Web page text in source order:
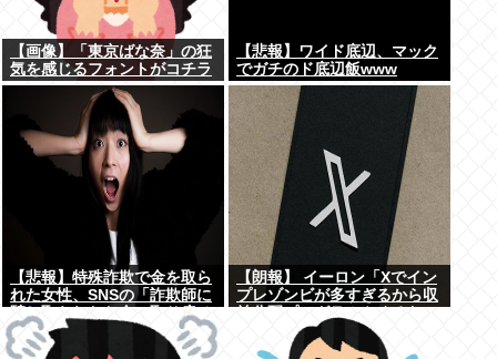
【画像】「東京ばな奈」の狂
気を感じるフォントがコチラ
www
【悲報】ワイド底辺、マック
でガチのド底辺飯www
【悲報】特殊詐欺で金を取ら
れた女性、SNSの「詐欺師に
騙し取られたお金、取り戻せ
ます」」に釣られさらに240
万円失うwww
【朗報】 イーロン「Xでイン
プレゾンビが多すぎるから収
益分配プログラムやめるわ」